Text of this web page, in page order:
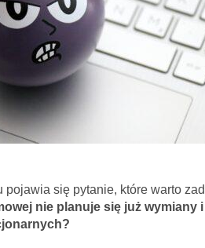
pojawia się pytanie, które warto
nie planuje się już wymiany